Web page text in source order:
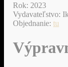
Rok: 2023
Vydavateľstvo:
Objednanie: tu